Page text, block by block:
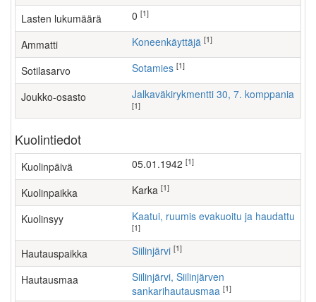
Lasten lukumäärä [1]
Ammatti koneenkäyttäjä [1]
Sotilasarvo Sotamies [1]
Joukko-osasto Jalkaväkirykmentti 30, 7. komppania
[1]
Kuolintiedot
Kuolinpäivä 05.01.1942 [1]
Kuolinpaikka Karka [1]
Kuolinsyy Kaatui, ruumis evakuoitu ja haudattu
[1]
Hautauspaikka Siilinjärvi [1]
Hautausmaa
Siilinjärvi, Siilinjärven
sankarihautausmaa [1]